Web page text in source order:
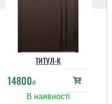
ТИТУЛ-К
14800₴